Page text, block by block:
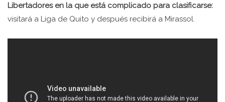
Libertadores en la que está complicado para clasificarse:
visitará a Liga de Quito y después recibirá a Mirassol.